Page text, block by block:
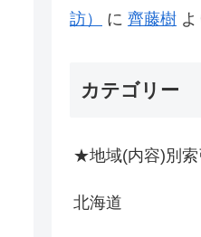
訪）
に 齊藤樹 よ
カテゴリー
★地域(内容)別索
北海道